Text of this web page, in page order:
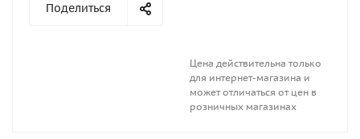
Поделиться
Цена действительна только
для интернет-магазина и
может отличаться от цен в
розничных магазинах